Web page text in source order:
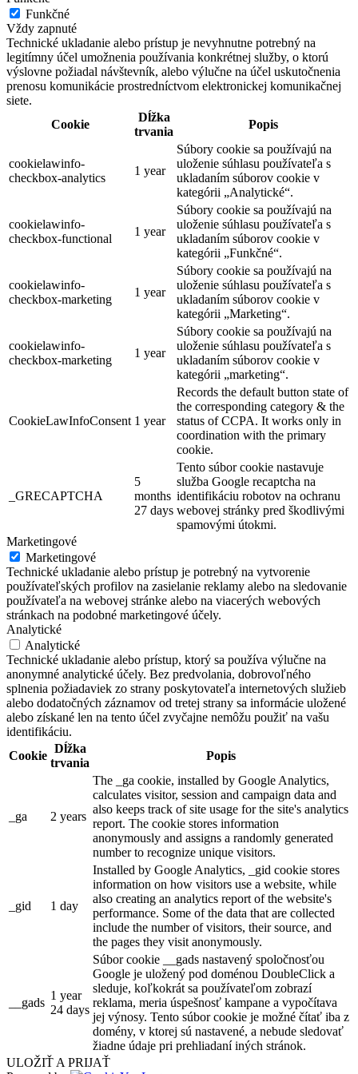
Funkčné
Vždy zapnuté
Technické ukladanie alebo prístup je nevyhnutne potrebný na
legitímny účel umožnenia používania konkrétnej služby, o ktorú
výslovne požiadal návštevník, alebo výlučne na účel uskutočnenia
prenosu komunikácie prostredníctvom elektronickej komunikačnej
siete.
Cookie
Dĺžka
trvania
Popis
cookielawinfo-
checkbox-analytics
1 year
Súbory cookie sa používajú na
uloženie súhlasu používateľa s
ukladaním súborov cookie v
kategórii „Analytické“.
cookielawinfo-
checkbox-functional
1 year
Súbory cookie sa používajú na
uloženie súhlasu používateľa s
ukladaním súborov cookie v
kategórii „Funkčné“.
cookielawinfo-
checkbox-marketing
1 year
Súbory cookie sa používajú na
uloženie súhlasu používateľa s
ukladaním súborov cookie v
kategórii „Marketing“.
cookielawinfo-
checkbox-marketing
1 year
Súbory cookie sa používajú na
uloženie súhlasu používateľa s
ukladaním súborov cookie v
kategórii „marketing“.
CookieLawInfoConsent 1 year
Records the default button state of
the corresponding category & the
status of CCPA. It works only in
coordination with the primary
cookie.
_GRECAPTCHA
5
months
27 days
Tento súbor cookie nastavuje
služba Google recaptcha na
identifikáciu robotov na ochranu
webovej stránky pred škodlivými
spamovými útokmi.
Marketingové
Marketingové
Technické ukladanie alebo prístup je potrebný na vytvorenie
používateľských profilov na zasielanie reklamy alebo na sledovanie
používateľa na webovej stránke alebo na viacerých webových
stránkach na podobné marketingové účely.
Analytické
Analytické
Technické ukladanie alebo prístup, ktorý sa používa výlučne na
anonymné analytické účely. Bez predvolania, dobrovoľného
splnenia požiadaviek zo strany poskytovateľa internetových služieb
alebo dodatočných záznamov od tretej strany sa informácie uložené
alebo získané len na tento účel zvyčajne nemôžu použiť na vašu
identifikáciu.
Cookie
Dĺžka
trvania
Popis
_ga 2 years
The _ga cookie, installed by Google Analytics,
calculates visitor, session and campaign data and
also keeps track of site usage for the site's analytics
report. The cookie stores information
anonymously and assigns a randomly generated
number to recognize unique visitors.
_gid 1 day
Installed by Google Analytics, _gid cookie stores
information on how visitors use a website, while
also creating an analytics report of the website's
performance. Some of the data that are collected
include the number of visitors, their source, and
the pages they visit anonymously.
__gads
1 year
24 days
Súbor cookie __gads nastavený spoločnosťou
Google je uložený pod doménou DoubleClick a
sleduje, koľkokrát sa používateľom zobrazí
reklama, meria úspešnosť kampane a vypočítava
jej výnosy. Tento súbor cookie je možné čítať iba z
domény, v ktorej sú nastavené, a nebude sledovať
žiadne údaje pri prehliadaní iných stránok.
ULOŽIŤ A PRIJAŤ